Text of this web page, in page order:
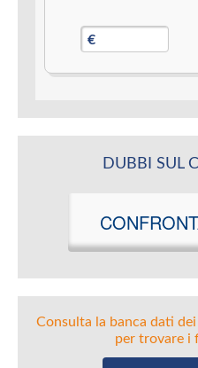
€
DUBBI SUL
Consulta la banca dati
per trovare i